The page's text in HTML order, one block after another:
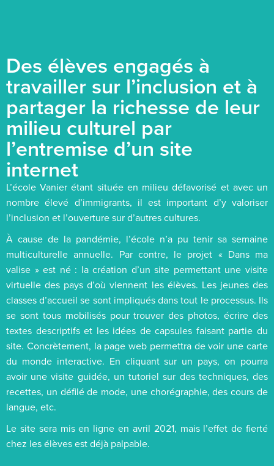
Des élèves engagés à
travailler sur l’inclusion et à
partager la richesse de leur
milieu culturel par
l’entremise d’un site
internet
L’école Vanier étant située en milieu défavorisé et avec un
nombre élevé d’immigrants, il est important d’y valoriser
l’inclusion et l’ouverture sur d’autres cultures.
À cause de la pandémie, l’école n’a pu tenir sa semaine
multiculturelle annuelle. Par contre, le projet « Dans ma
valise » est né : la création d’un site permettant une visite
virtuelle des pays d’où viennent les élèves. Les jeunes des
classes d’accueil se sont impliqués dans tout le processus. Ils
se sont tous mobilisés pour trouver des photos, écrire des
textes descriptifs et les idées de capsules faisant partie du
site. Concrètement, la page web permettra de voir une carte
du monde interactive. En cliquant sur un pays, on pourra
avoir une visite guidée, un tutoriel sur des techniques, des
recettes, un défilé de mode, une chorégraphie, des cours de
langue, etc.
Le site sera mis en ligne en avril 2021, mais l’effet de fierté
chez les élèves est déjà palpable.